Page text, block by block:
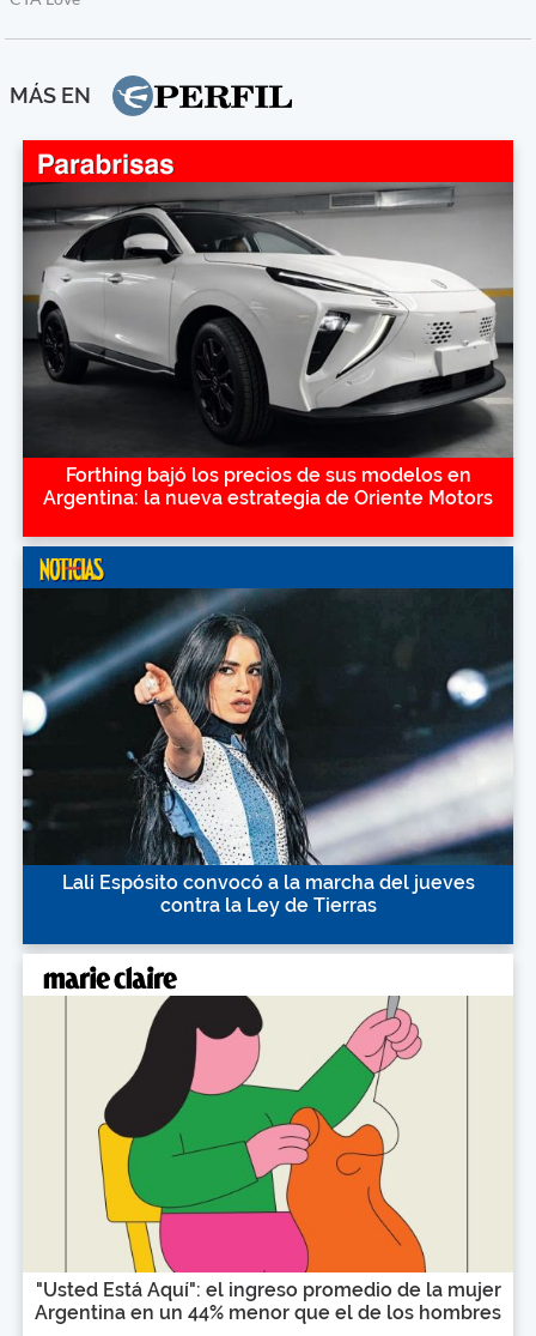
MÁS EN
Forthing bajó los precios de sus modelos en
Argentina: la nueva estrategia de Oriente Motors
Lali Espósito convocó a la marcha del jueves
contra la Ley de Tierras
"Usted Está Aquí": el ingreso promedio de la mujer
Argentina en un 44% menor que el de los hombres